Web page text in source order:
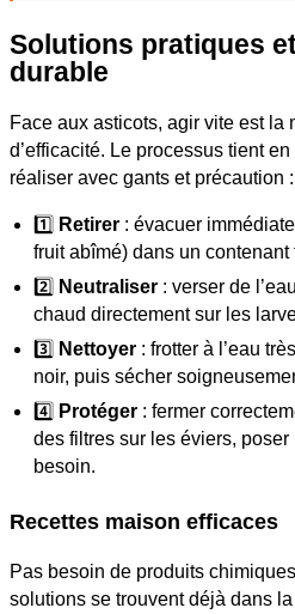
Solutions pratiques
durable
Face aux asticots, agir vite est la
d’efficacité. Le processus tient
réaliser avec gants et précaution :
1️⃣ Retirer : évacuer
fruit abîmé) dans un
2️⃣ Neutraliser : verser de
chaud directement sur les
3️⃣ Nettoyer : frotter à l’eau
noir, puis sécher
4️⃣ Protéger : fermer
des filtres sur les éviers,
besoin.
Recettes maison efficaces
Pas besoin de produits
solutions se trouvent déjà dans